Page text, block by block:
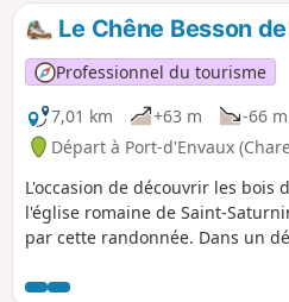
Le Chêne Besson
Professionnel du tourisme
7,01 km
+63 m -66 m
Départ à Port-d'Envaux
L'occasion de découvrir les bois
l'église romaine de Saint-
par cette randonnée. Dans un